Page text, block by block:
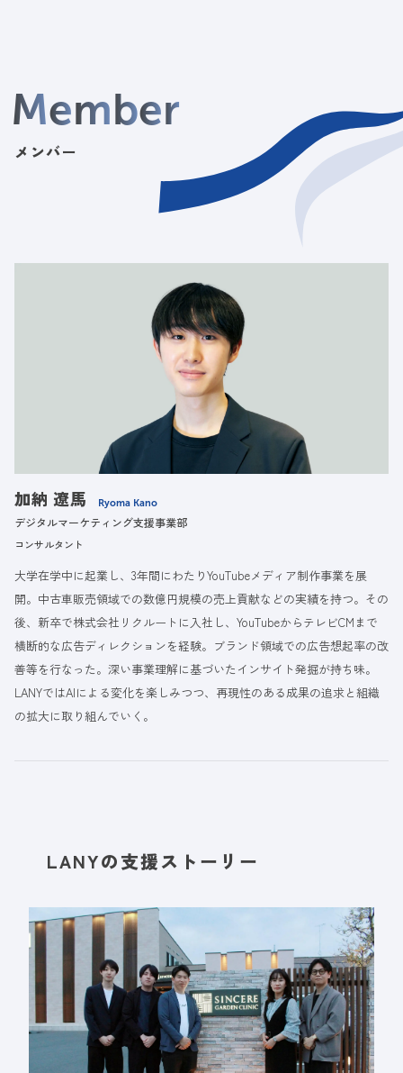
Member
メンバー
加納 遼馬 Ryoma Kano
デジタルマーケティング支援事業部
コンサルタント
大学在学中に起業し、3年間にわたりYouTubeメディア制作事業を展
開。中古車販売領域での数億円規模の売上貢献などの実績を持つ。その
後、新卒で株式会社リクルートに入社し、YouTubeからテレビCMまで
横断的な広告ディレクションを経験。ブランド領域での広告想起率の改
善等を行なった。深い事業理解に基づいたインサイト発掘が持ち味。
LANYではAIによる変化を楽しみつつ、再現性のある成果の追求と組織
の拡大に取り組んでいく。
LANYの支援ストーリー